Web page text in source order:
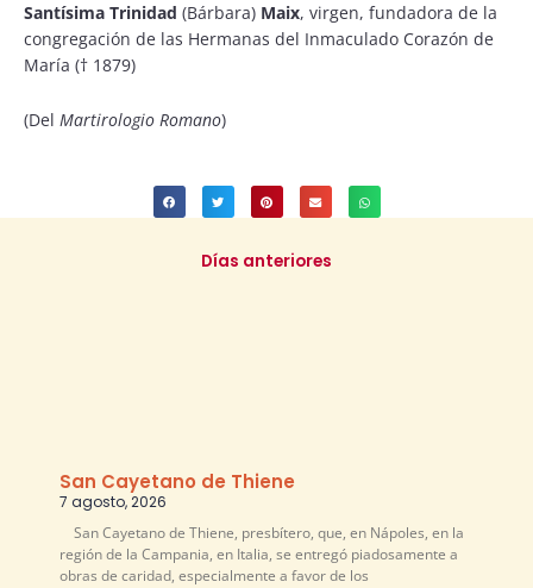
Santísima Trinidad (Bárbara) Maix, virgen, fundadora de la
congregación de las Hermanas del Inmaculado Corazón de
María († 1879)
(Del Martirologio Romano)
Días anteriores
San Cayetano de Thiene
7 agosto, 2026
San Cayetano de Thiene, presbítero, que, en Nápoles, en la
región de la Campania, en Italia, se entregó piadosamente a
obras de caridad, especialmente a favor de los